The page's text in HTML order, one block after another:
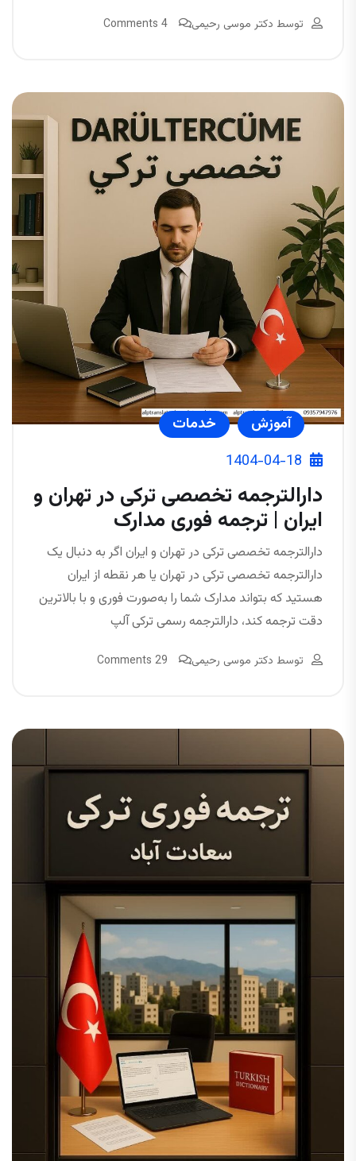
توسط دکتر موسی رحیمی 4 Comments
آموزش
خدمات
1404-04-18
دارالترجمه تخصصی ترکی در تهران و
ایران | ترجمه فوری مدارک
دارالترجمه تخصصی ترکی در تهران و ایران اگر به دنبال یک
دارالترجمه تخصصی ترکی در تهران یا هر نقطه از ایران
هستید که بتواند مدارک شما را به‌صورت فوری و با بالاترین
دقت ترجمه کند، دارالترجمه رسمی ترکی آلپ
توسط دکتر موسی رحیمی 29 Comments